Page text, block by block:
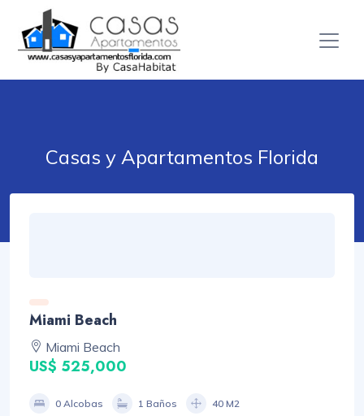
Casas y Apartamentos Florida
Miami Beach
Miami Beach
US$ 525,000
0 Alcobas 1 Baños 40 M2